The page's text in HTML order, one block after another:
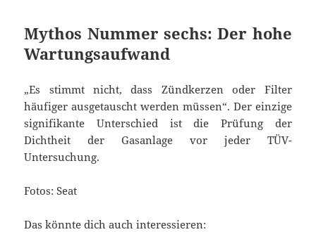
Mythos Nummer sechs: Der hohe
Wartungsaufwand
„Es stimmt nicht, dass Zündkerzen oder Filter
häufiger ausgetauscht werden müssen“. Der einzige
signifikante Unterschied ist die Prüfung der
Dichtheit der Gasanlage vor jeder TÜV-
Untersuchung.
Fotos: Seat
Das könnte dich auch interessieren: